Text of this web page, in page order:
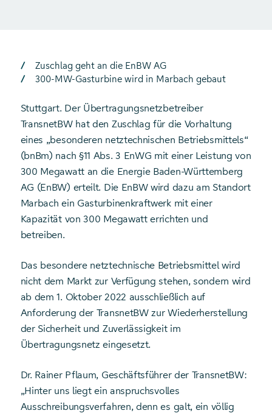
Zuschlag geht an die EnBW AG
300-MW-Gasturbine wird in Marbach gebaut
Stuttgart. Der Übertragungsnetzbetreiber
TransnetBW hat den Zuschlag für die Vorhaltung
eines „besonderen netztechnischen Betriebsmittels“
(bnBm) nach §11 Abs. 3 EnWG mit einer Leistung von
300 Megawatt an die Energie Baden-Württemberg
AG (EnBW) erteilt. Die EnBW wird dazu am Standort
Marbach ein Gasturbinenkraftwerk mit einer
Kapazität von 300 Megawatt errichten und
betreiben.
Das besondere netztechnische Betriebsmittel wird
nicht dem Markt zur Verfügung stehen, sondern wird
ab dem 1. Oktober 2022 ausschließlich auf
Anforderung der TransnetBW zur Wiederherstellung
der Sicherheit und Zuverlässigkeit im
Übertragungsnetz eingesetzt.
Dr. Rainer Pflaum, Geschäftsführer der TransnetBW:
„Hinter uns liegt ein anspruchsvolles
Ausschreibungsverfahren, denn es galt, ein völlig